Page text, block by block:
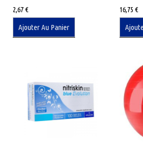
2,67€
Ajouter Au Panier
16,75 €